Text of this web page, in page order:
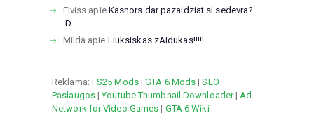
Elviss apie Kasnors dar pazaidziat si sedevra?
:D...
Milda apie Liuksiskas zAidukas!!!!!...
Reklama: FS25 Mods|GTA 6 Mods |SEO
Paslaugos|Youtube Thumbnail Downloader|Ad
Network for Video Games | GTA 6 Wiki